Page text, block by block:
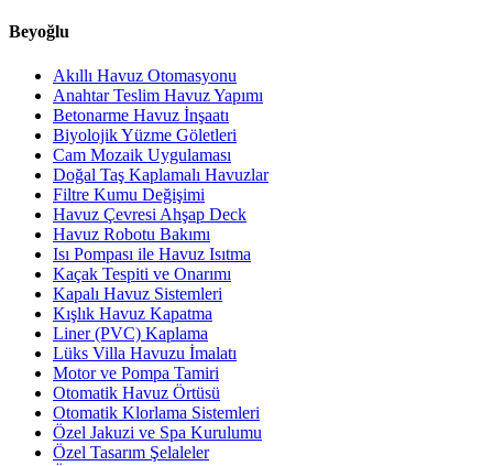
Beyoğlu
Akıllı Havuz Otomasyonu
Anahtar Teslim Havuz Yapımı
Betonarme Havuz İnşaatı
Biyolojik Yüzme Göletleri
Cam Mozaik Uygulaması
Doğal Taş Kaplamalı Havuzlar
Filtre Kumu Değişimi
Havuz Çevresi Ahşap Deck
Havuz Robotu Bakımı
Isı Pompası ile Havuz Isıtma
Kaçak Tespiti ve Onarımı
Kapalı Havuz Sistemleri
Kışlık Havuz Kapatma
Liner (PVC) Kaplama
Lüks Villa Havuzu İmalatı
Motor ve Pompa Tamiri
Otomatik Havuz Örtüsü
Otomatik Klorlama Sistemleri
Özel Jakuzi ve Spa Kurulumu
Özel Tasarım Şelaleler